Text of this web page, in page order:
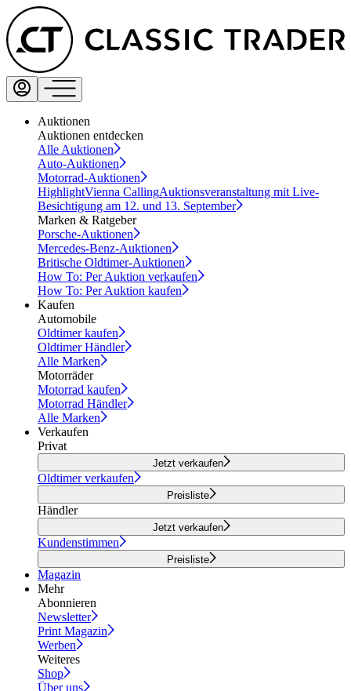
Auktionen
Auktionen entdecken
Alle Auktionen
Auto-Auktionen
Motorrad-Auktionen
HighlightVienna CallingAuktionsveranstaltung mit Live-
Besichtigung am 12. und 13. September
Marken & Ratgeber
Porsche-Auktionen
Mercedes-Benz-Auktionen
Britische Oldtimer-Auktionen
How To: Per Auktion verkaufen
How To: Per Auktion kaufen
Kaufen
Automobile
Oldtimer kaufen
Oldtimer Händler
Alle Marken
Motorräder
Motorrad kaufen
Motorrad Händler
Alle Marken
Verkaufen
Privat
Jetzt verkaufen
Oldtimer verkaufen
Preisliste
Händler
Jetzt verkaufen
Kundenstimmen
Preisliste
Magazin
Mehr
Abonnieren
Newsletter
Print Magazin
Werben
Weiteres
Shop
Über uns